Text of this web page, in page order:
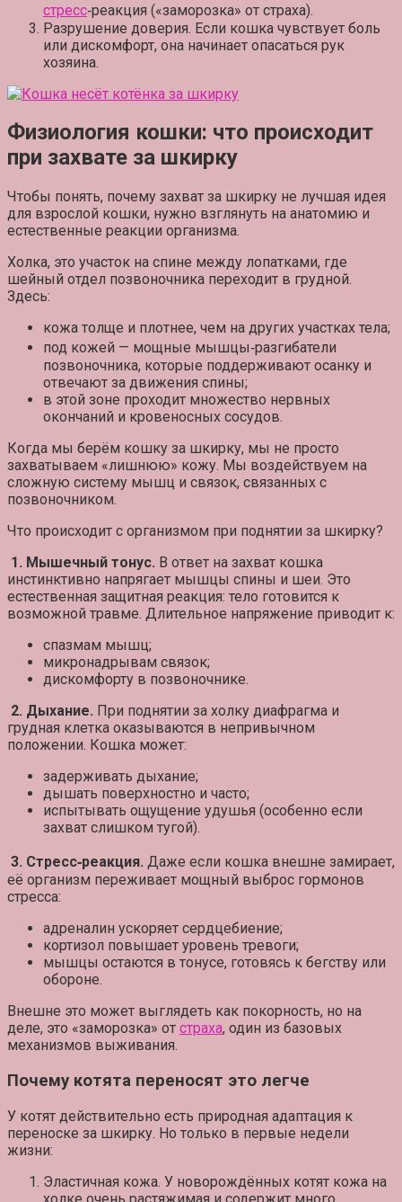
стресс‑реакция («заморозка» от страха).
Разрушение доверия. Если кошка чувствует боль
или дискомфорт, она начинает опасаться рук
хозяина.
Физиология кошки: что происходит
при захвате за шкирку
Чтобы понять, почему захват за шкирку не лучшая идея
для взрослой кошки, нужно взглянуть на анатомию и
естественные реакции организма.
Холка, это участок на спине между лопатками, где
шейный отдел позвоночника переходит в грудной.
Здесь:
кожа толще и плотнее, чем на других участках тела;
под кожей — мощные мышцы‑разгибатели
позвоночника, которые поддерживают осанку и
отвечают за движения спины;
в этой зоне проходит множество нервных
окончаний и кровеносных сосудов.
Когда мы берём кошку за шкирку, мы не просто
захватываем «лишнюю» кожу. Мы воздействуем на
сложную систему мышц и связок, связанных с
позвоночником.
Что происходит с организмом при поднятии за шкирку?
1. Мышечный тонус. В ответ на захват кошка
инстинктивно напрягает мышцы спины и шеи. Это
естественная защитная реакция: тело готовится к
возможной травме. Длительное напряжение приводит к:
спазмам мышц;
микронадрывам связок;
дискомфорту в позвоночнике.
2. Дыхание. При поднятии за холку диафрагма и
грудная клетка оказываются в непривычном
положении. Кошка может:
задерживать дыхание;
дышать поверхностно и часто;
испытывать ощущение удушья (особенно если
захват слишком тугой).
3. Стресс‑реакция. Даже если кошка внешне замирает,
её организм переживает мощный выброс гормонов
стресса:
адреналин ускоряет сердцебиение;
кортизол повышает уровень тревоги;
мышцы остаются в тонусе, готовясь к бегству или
обороне.
Внешне это может выглядеть как покорность, но на
деле, это «заморозка» от страха, один из базовых
механизмов выживания.
Почему котята переносят это легче
У котят действительно есть природная адаптация к
переноске за шкирку. Но только в первые недели
жизни:
Эластичная кожа. У новорождённых котят кожа на